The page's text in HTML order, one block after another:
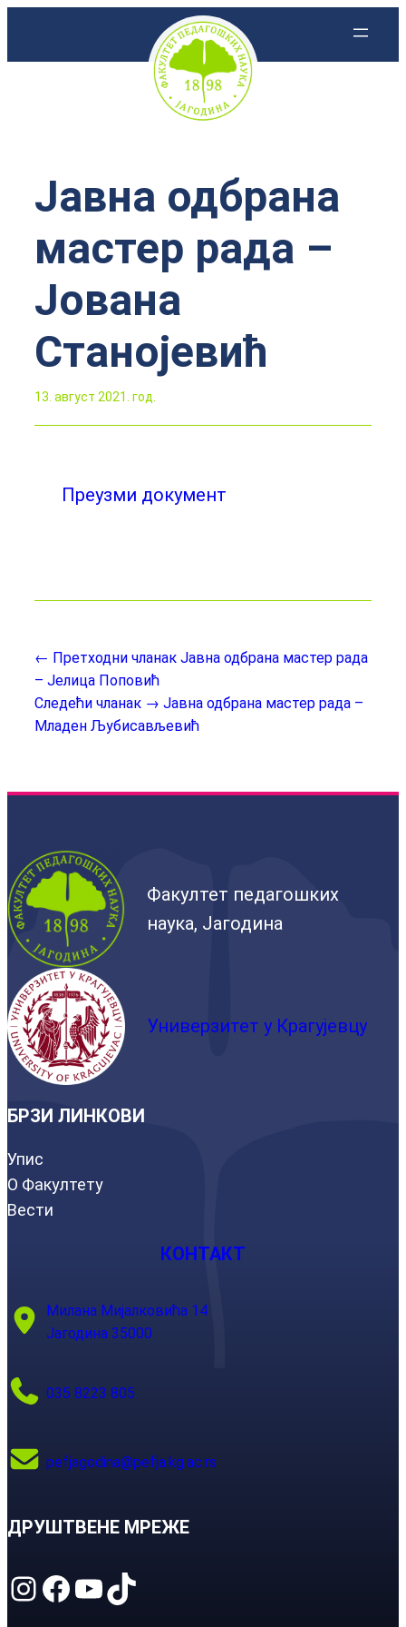
Јавна одбрана
мастер рада –
Јована
Станојевић
13. август 2021. год.
Преузми документ
← Претходни чланак Јавна одбрана мастер рада
– Јелица Поповић
Следећи чланак → Јавна одбрана мастер рада –
Младен Љубисављевић
Факултет педагошких
наука, Јагодина
Универзитет у Крагујевцу
БРЗИ ЛИНКОВИ
Упис
О Факултету
Вести
КОНТАКТ
Милана Мијалковића 14
Јагодина 35000
035 8223 805
pefjagodina@pefja.kg.ac.rs
ДРУШТВЕНЕ МРЕЖЕ
Instagram Facebook YouTube TikTok